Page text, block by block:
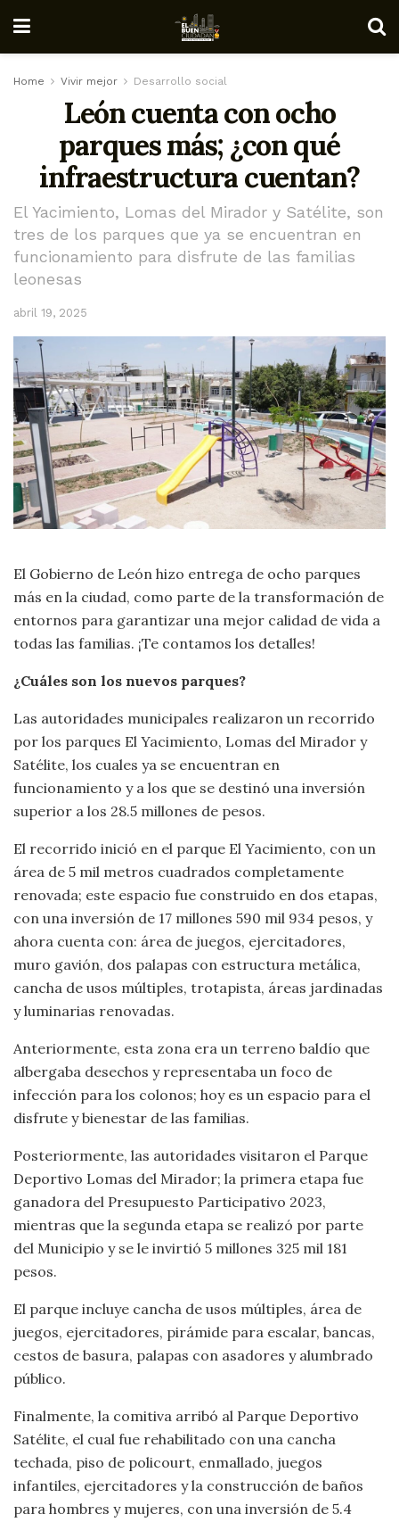
Home Vivir mejor Desarrollo social
León cuenta con ocho
parques más; ¿con qué
infraestructura cuentan?
El Yacimiento, Lomas del Mirador y Satélite, son
tres de los parques que ya se encuentran en
funcionamiento para disfrute de las familias
leonesas
abril 19, 2025
El Gobierno de León hizo entrega de ocho parques
más en la ciudad, como parte de la transformación de
entornos para garantizar una mejor calidad de vida a
todas las familias. ¡Te contamos los detalles!
¿Cuáles son los nuevos parques?
Las autoridades municipales realizaron un recorrido
por los parques El Yacimiento, Lomas del Mirador y
Satélite, los cuales ya se encuentran en
funcionamiento y a los que se destinó una inversión
superior a los 28.5 millones de pesos.
El recorrido inició en el parque El Yacimiento, con un
área de 5 mil metros cuadrados completamente
renovada; este espacio fue construido en dos etapas,
con una inversión de 17 millones 590 mil 934 pesos, y
ahora cuenta con: área de juegos, ejercitadores,
muro gavión, dos palapas con estructura metálica,
cancha de usos múltiples, trotapista, áreas jardinadas
y luminarias renovadas.
Anteriormente, esta zona era un terreno baldío que
albergaba desechos y representaba un foco de
infección para los colonos; hoy es un espacio para el
disfrute y bienestar de las familias.
Posteriormente, las autoridades visitaron el Parque
Deportivo Lomas del Mirador; la primera etapa fue
ganadora del Presupuesto Participativo 2023,
mientras que la segunda etapa se realizó por parte
del Municipio y se le invirtió 5 millones 325 mil 181
pesos.
El parque incluye cancha de usos múltiples, área de
juegos, ejercitadores, pirámide para escalar, bancas,
cestos de basura, palapas con asadores y alumbrado
público.
Finalmente, la comitiva arribó al Parque Deportivo
Satélite, el cual fue rehabilitado con una cancha
techada, piso de policourt, enmallado, juegos
infantiles, ejercitadores y la construcción de baños
para hombres y mujeres, con una inversión de 5.4